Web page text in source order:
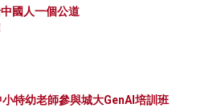
國人一個公道
小特幼老師參與城大GenAI培訓班